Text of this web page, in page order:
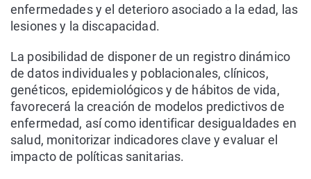
enfermedades y el deterioro asociado a la edad, las
lesiones y la discapacidad.
La posibilidad de disponer de un registro dinámico
de datos individuales y poblacionales, clínicos,
genéticos, epidemiológicos y de hábitos de vida,
favorecerá la creación de modelos predictivos de
enfermedad, así como identificar desigualdades en
salud, monitorizar indicadores clave y evaluar el
impacto de políticas sanitarias.